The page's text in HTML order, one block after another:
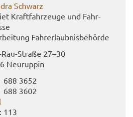
Schwarz
Kraft­fahr­zeu­ge und Fahr­
Fahr­erlaub­nis­be­hör­de
Straße 27–30
Neu­rup­pin
688 3652
688 3602
113